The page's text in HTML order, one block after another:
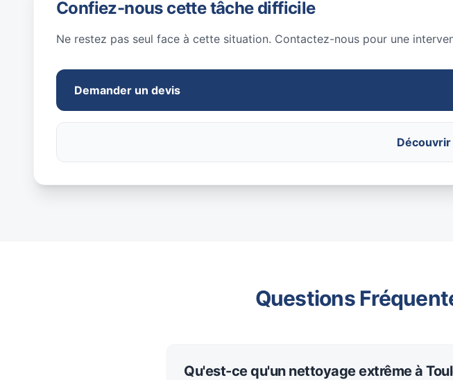
Confiez-nous cette tâche difficile
Ne restez pas seul face à cette situation. Contactez-nous pour une
Demander un devis
Questions
Qu'est-ce qu'un nettoyage extrême à